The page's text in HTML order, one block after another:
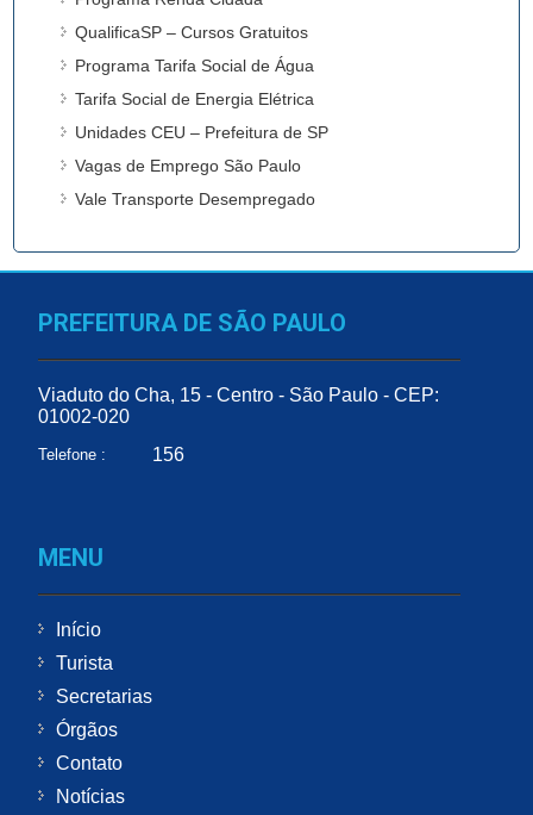
QualificaSP – Cursos Gratuitos
Programa Tarifa Social de Água
Tarifa Social de Energia Elétrica
Unidades CEU – Prefeitura de SP
Vagas de Emprego São Paulo
Vale Transporte Desempregado
PREFEITURA DE SÃO PAULO
Viaduto do Cha, 15 - Centro - São Paulo - CEP:
01002-020
Telefone : 156
MENU
Início
Turista
Secretarias
Órgãos
Contato
Notícias